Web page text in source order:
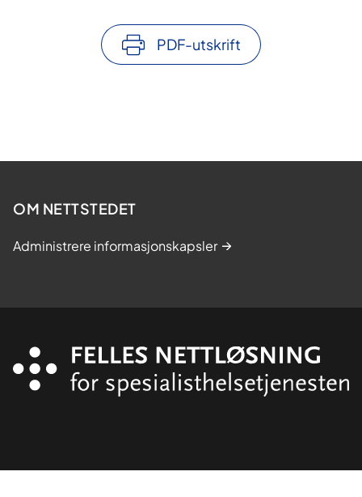
PDF-utskrift
OM NETTSTEDET
Administrere informasjonskapsler
Organisasjon